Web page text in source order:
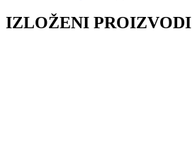
IZLOŽENI PROIZVODI